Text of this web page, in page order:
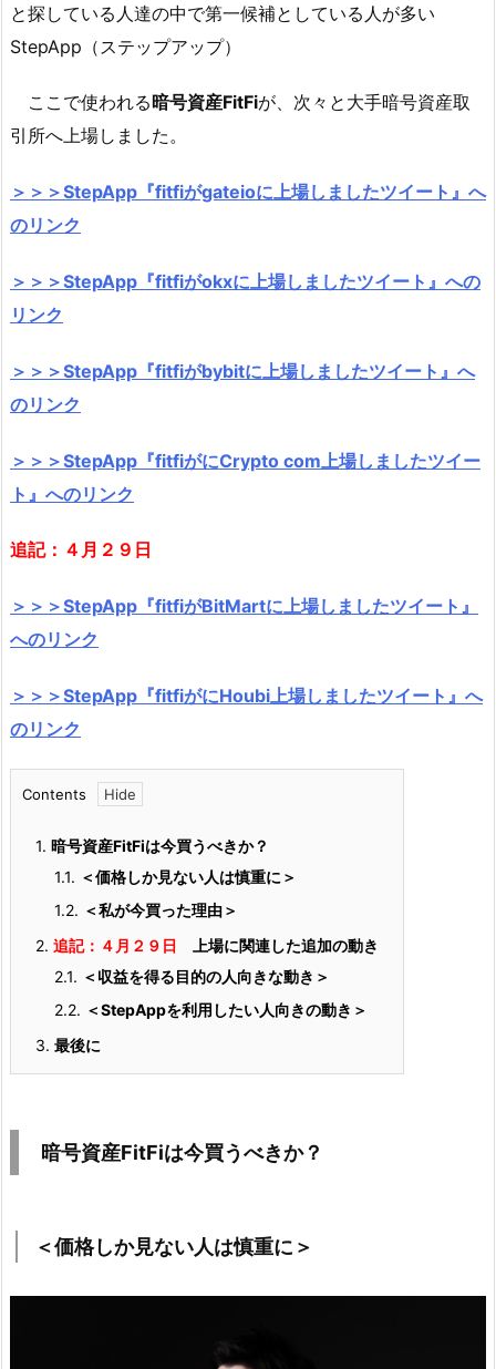
と探している人達の中で第一候補としている人が多い
StepApp（ステップアップ）
ここで使われる暗号資産FitFiが、次々と大手暗号資産取
引所へ上場しました。
＞＞＞StepApp『fitfiがgateioに上場しましたツイート』へ
のリンク
＞＞＞StepApp『fitfiがokxに上場しましたツイート』への
リンク
＞＞＞StepApp『fitfiがbybitに上場しましたツイート』へ
のリンク
＞＞＞StepApp『fitfiがにCrypto com上場しましたツイー
ト』へのリンク
追記：４月２９日
＞＞＞StepApp『fitfiがBitMartに上場しましたツイート』
へのリンク
＞＞＞StepApp『fitfiがにHoubi上場しましたツイート』へ
のリンク
Contents
1. 暗号資産FitFiは今買うべきか？
1.1. ＜価格しか見ない人は慎重に＞
1.2. ＜私が今買った理由＞
2. 追記：４月２９日
上場に関連した追加の動き
2.1. ＜収益を得る目的の人向きな動き＞
2.2. ＜StepAppを利用したい人向きの動き＞
3. 最後に
暗号資産FitFiは今買うべきか？
＜価格しか見ない人は慎重に＞